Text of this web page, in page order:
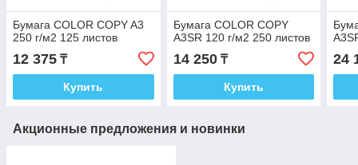
Бумага COLOR COPY A3
250 г/м2 125 листов
12 375 ₸
Купить
Бумага COLOR COPY
A3SR 120 г/м2 250 листов
14 250₸
Купить
24
Акционные предложения и новинки